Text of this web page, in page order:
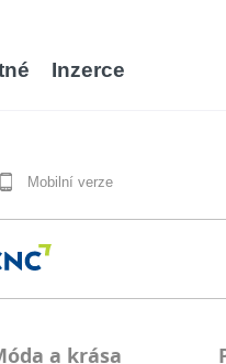
Inzerce
Mobilní verze
a krása